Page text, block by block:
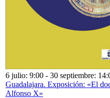
6 julio: 9:00 - 30 septiembre:
Guadalajara. Exposición: «El
Alfonso X»